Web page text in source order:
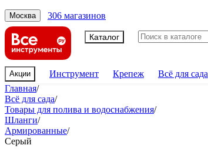
Москва 306 магазинов
Каталог
Акции Инструмент Крепеж Всё для сада
Главная/
Всё для сада/
Товары для полива и водоснабжения/
Шланги/
Армированные/
Серый